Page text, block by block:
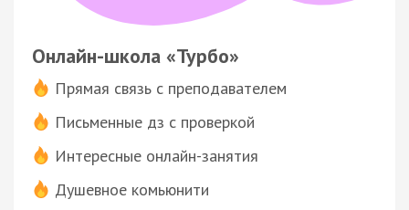
Онлайн-школа «Турбо»
Прямая связь с преподавателем
Письменные дз с проверкой
Интересные онлайн-занятия
Душевное комьюнити